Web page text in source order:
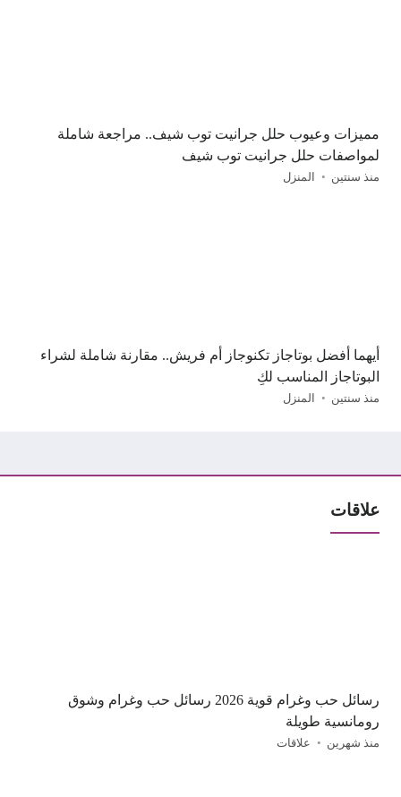
مميزات وعيوب حلل جرانيت توب شيف.. مراجعة شاملة
لمواصفات حلل جرانيت توب شيف
منذ سنتين المنزل
أيهما أفضل بوتاجاز تكنوجاز أم فريش.. مقارنة شاملة لشراء
البوتاجاز المناسب لكِ
منذ سنتين المنزل
علاقات
رسائل حب وغرام قوية 2026 رسائل حب وغرام وشوق
رومانسية طويلة
منذ شهرين علاقات